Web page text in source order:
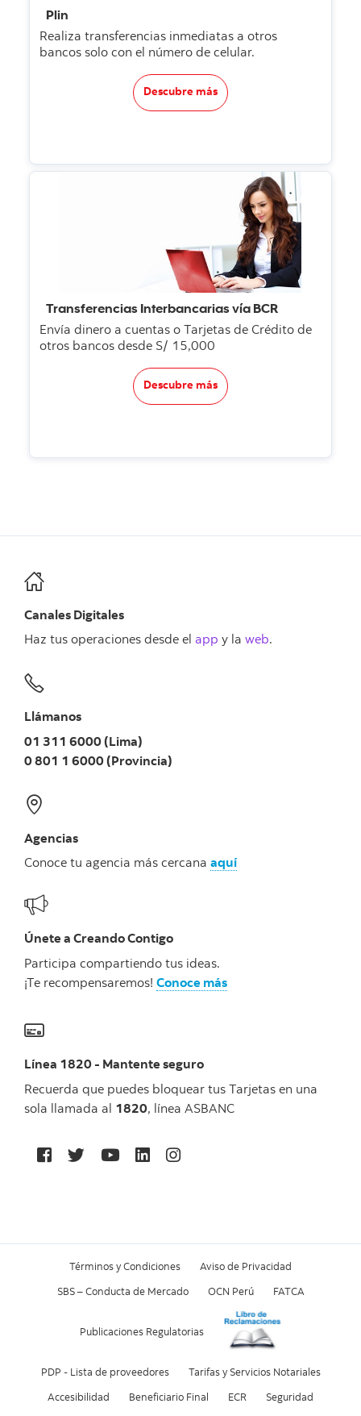
Plin
Realiza transferencias inmediatas a otros
bancos solo con el número de celular.
Descubre más
Transferencias Interbancarias vía BCR
Envía dinero a cuentas o Tarjetas de Crédito de
otros bancos desde S/ 15,000
Descubre más
Canales Digitales
Haz tus operaciones desde el app y la web.
Llámanos
01 311 6000 (Lima)
0 801 1 6000 (Provincia)
Agencias
Conoce tu agencia más cercana aquí
Únete a Creando Contigo
Participa compartiendo tus ideas.
¡Te recompensaremos! Conoce más
Línea 1820 - Mantente seguro
Recuerda que puedes bloquear tus Tarjetas en una
sola llamada al 1820, línea ASBANC
Términos y Condiciones Aviso de Privacidad
SBS – Conducta de Mercado OCN Perú FATCA
Publicaciones Regulatorias
PDP - Lista de proveedores Tarifas y Servicios Notariales
Accesibilidad Beneficiario Final ECR Seguridad